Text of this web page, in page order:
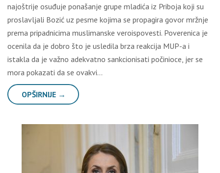
najoštrije osuđuje ponašanje grupe mladića iz Priboja koji su
proslavljali Bozić uz pesme kojima se propagira govor mržnje
prema pripadnicima muslimanske veroispovesti. Poverenica je
ocenila da je dobro što je usledila brza reakcija MUP-a i
istakla da je važno adekvatno sankcionisati počinioce, jer se
mora pokazati da se ovakvi…
OPŠIRNIJE →